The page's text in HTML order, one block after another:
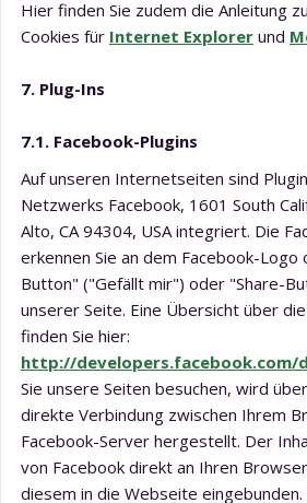
Hier finden Sie zudem die Anleitung
Cookies für Internet Explorer und
7. Plug-Ins
7.1. Facebook-Plugins
Auf unseren Internetseiten sind
Netzwerks Facebook, 1601 South
Alto, CA 94304, USA integriert. Die
erkennen Sie an dem Facebook-Logo
Button" ("Gefällt mir") oder "Share-
unserer Seite. Eine Übersicht über
finden Sie hier:
http://developers.facebook.com/
Sie unsere Seiten besuchen, wird
direkte Verbindung zwischen Ihrem
Facebook-Server hergestellt. Der
von Facebook direkt an Ihren
diesem in die Webseite